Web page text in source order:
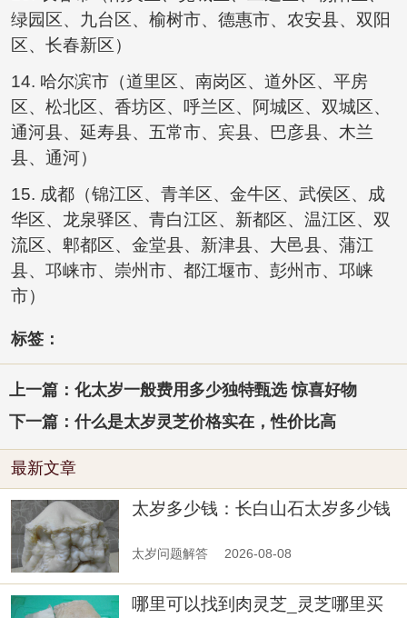
绿园区、九台区、榆树市、德惠市、农安县、双阳
区、长春新区）
14. 哈尔滨市（道里区、南岗区、道外区、平房
区、松北区、香坊区、呼兰区、阿城区、双城区、
通河县、延寿县、五常市、宾县、巴彦县、木兰
县、通河）
15. 成都（锦江区、青羊区、金牛区、武侯区、成
华区、龙泉驿区、青白江区、新都区、温江区、双
流区、郫都区、金堂县、新津县、大邑县、蒲江
县、邛崃市、崇州市、都江堰市、彭州市、邛崃
市）
标签：
上一篇：化太岁一般费用多少独特甄选 惊喜好物
下一篇：什么是太岁灵芝价格实在，性价比高
最新文章
太岁多少钱：长白山石太岁多少钱
太岁问题解答 2026-08-08
哪里可以找到肉灵芝_灵芝哪里买